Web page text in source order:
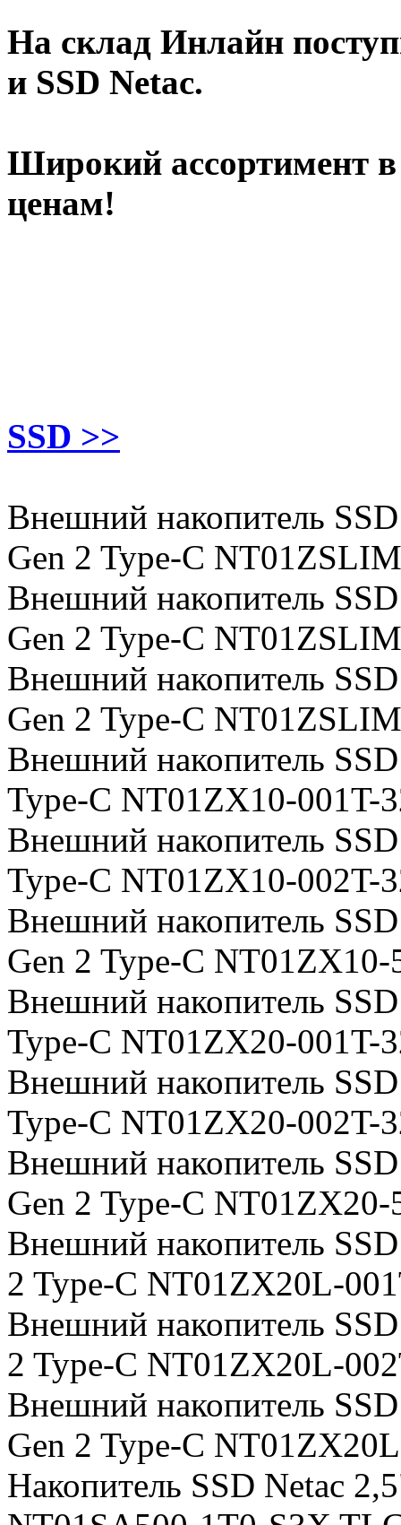
На склад Инлайн
и SSD Netac.
Широкий ассортимент
ценам!
SSD >>
Внешний накопитель
Gen 2 Type-C
Внешний накопитель
Gen 2 Type-C
Внешний накопитель
Gen 2 Type-C
Внешний накопитель
Type-C NT01ZX10-001T-
Внешний накопитель
Type-C NT01ZX10-002T-
Внешний накопитель
Gen 2 Type-C
Внешний накопитель
Type-C NT01ZX20-001T-
Внешний накопитель
Type-C NT01ZX20-002T-
Внешний накопитель
Gen 2 Type-C
Внешний накопитель
2 Type-C NT01ZX20L-
Внешний накопитель
2 Type-C NT01ZX20L-
Внешний накопитель
Gen 2 Type-C
Накопитель SSD Netac